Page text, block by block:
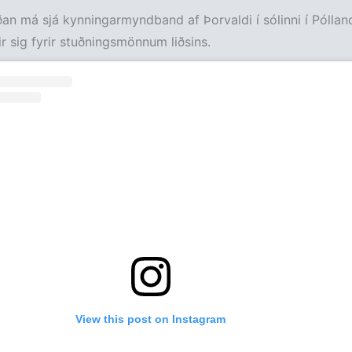
má sjá kynningarmyndband af Þorvaldi í sólinni í
sig fyrir stuðningsmönnum liðsins.
View this post on Instagram